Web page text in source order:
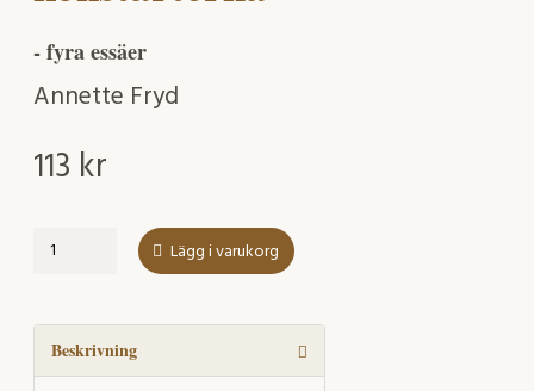
- fyra essäer
Annette Fryd
113 kr
Gunnar
konstarterna
mängd
Lägg i varukorg
Beskrivning